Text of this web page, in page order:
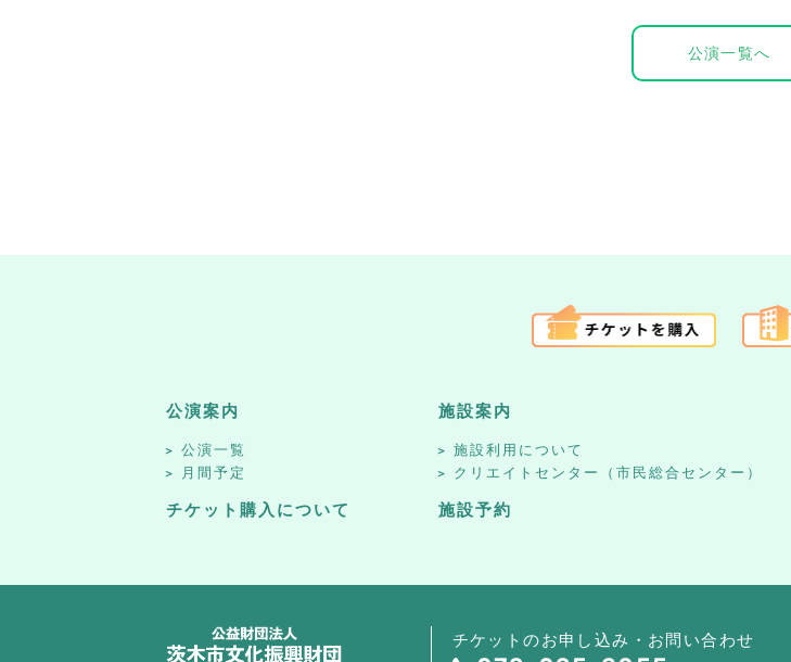
公演一覧へ
公演案内
公演一覧
月間予定
チケット購入について
施設案内
施設利用について
クリエイトセンター（市民総合センター）
施設予約
チケットのお申し込み・お問い合わせ